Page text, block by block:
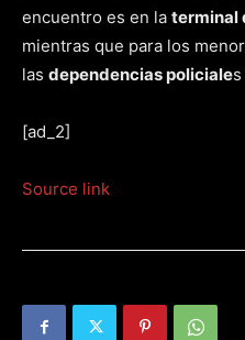
encuentro es en la terminal
mientras que para los
las dependencias policiale
[ad_2]
Source link